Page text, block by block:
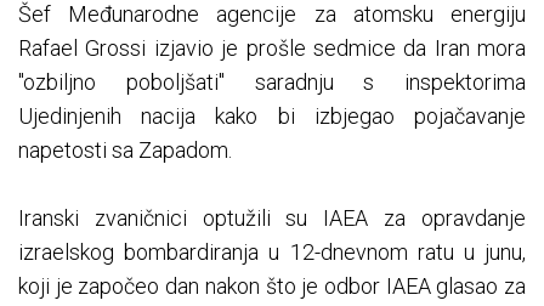
Šef Međunarodne agencije za atomsku energiju
Rafael Grossi izjavio je prošle sedmice da Iran mora
"ozbiljno poboljšati" saradnju s inspektorima
Ujedinjenih nacija kako bi izbjegao pojačavanje
napetosti sa Zapadom.
Iranski zvaničnici optužili su IAEA za opravdanje
izraelskog bombardiranja u 12-dnevnom ratu u junu,
koji je započeo dan nakon što je odbor IAEA glasao za